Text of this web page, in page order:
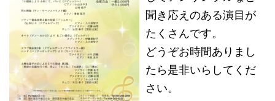
聞き応えのある演目が
たくさんです。
どうぞお時間ありまし
たら是非いらしてくだ
さい。